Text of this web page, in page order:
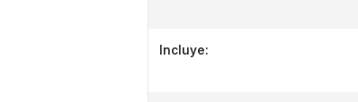
Incluye: